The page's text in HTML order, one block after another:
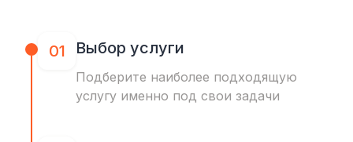
01 Выбор услуги
Подберите наиболее подходящую
услугу именно под свои задачи